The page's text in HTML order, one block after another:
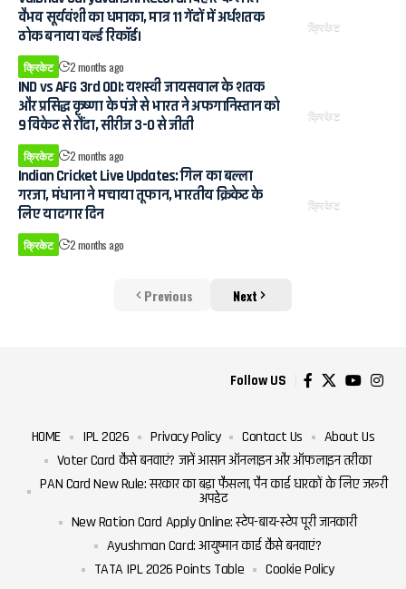
क्रिकेट
वैभव सूर्यवंशी का धमाका, मात्र 11 गेंदों में अर्धशतक
ठोक बनाया वर्ल्ड रिकॉर्ड।
क्रिकेट 2 months ago
क्रिकेट
IND vs AFG 3rd ODI: यशस्वी जायसवाल के शतक
और प्रसिद्ध कृष्णा के पंजे से भारत ने अफगानिस्तान को
9 विकेट से रौंदा, सीरीज 3-0 से जीती
क्रिकेट 2 months ago
क्रिकेट
Indian Cricket Live Updates: गिल का बल्ला
गरजा, मंधाना ने मचाया तूफान, भारतीय क्रिकेट के
लिए यादगार दिन
क्रिकेट 2 months ago
Previous Next
Follow US
HOME IPL 2026 Privacy Policy Contact Us
About Us
Voter Card कैसे बनवाएं? जानें आसान ऑनलाइन और ऑफलाइन तरीका
PAN Card New Rule: सरकार का बड़ा फैसला, पैन कार्ड धारकों के लिए जरूरी
अपडेट
New Ration Card Apply Online: स्टेप-बाय-स्टेप पूरी जानकारी
Ayushman Card: आयुष्मान कार्ड कैसे बनवाएं?
TATA IPL 2026 Points Table
Cookie Policy